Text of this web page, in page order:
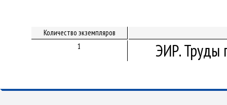
Количество экземпляров
1
ЭИР. Труды